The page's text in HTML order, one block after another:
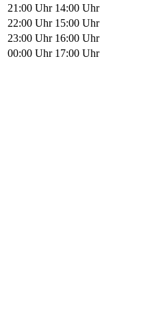
21:00 Uhr 14:00 Uhr
22:00 Uhr 15:00 Uhr
23:00 Uhr 16:00 Uhr
00:00 Uhr 17:00 Uhr